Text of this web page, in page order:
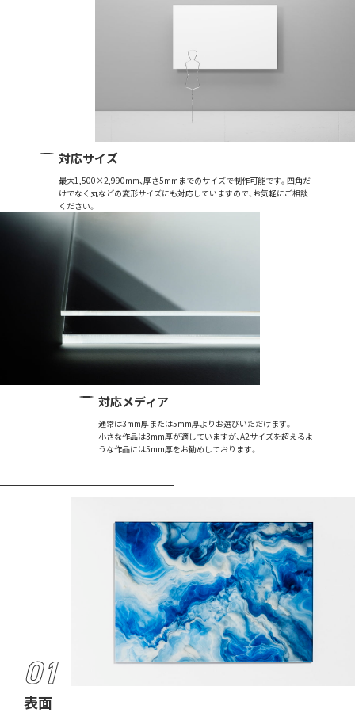
対応サイズ
最大1,500×2,990mm、厚さ5mmまでのサイズで制作可能です。四角だ
けでなく丸などの変形サイズにも対応していますので、お気軽にご相談
ください。
対応メディア
通常は3mm厚または5mm厚よりお選びいただけます。
小さな作品は3mm厚が適していますが、A2サイズを超えるよ
うな作品には5mm厚をお勧めしております。
表面